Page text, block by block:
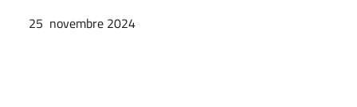
25 novembre 2024